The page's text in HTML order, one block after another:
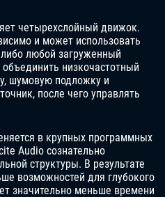
четырехслойный движок.
и может использовать
любой загруженный
низкочастотный
шумовую подложку и
после чего управлять
в крупных программных
Audio сознательно
структуры. В результате
возможностей для глубокого
значительно меньше времени